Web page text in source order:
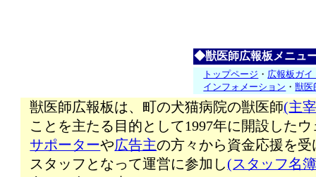
◆獣医師広報板メニュ
トップページ ・ 広報板ガイ
インフォメーション ・獣医
獣医師広報板は、町の犬猫病院の獣医師(主
ことを主たる目的として1997年に開設した
サポーターや広告主の方々から資金応援を受
スタッフとなって運営に参加し(スタッフ名